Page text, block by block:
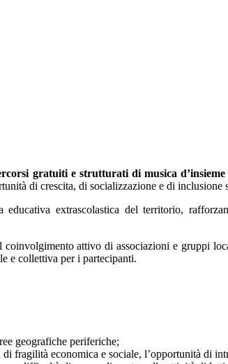
gratuiti e strutturati di musica d’insieme
di crescita, di socializzazione e di inclusione
educativa extrascolastica del territorio,
attivo di associazioni e gruppi
e collettiva per i partecipanti.
geografiche periferiche;
fragilità economica e sociale, l’opportunità di